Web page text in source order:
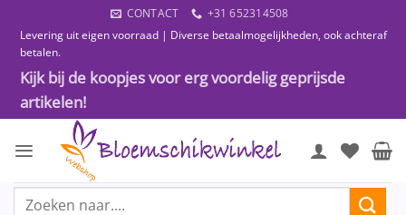
naar
inhoud
CONTACT
+31 652314508
Levering uit eigen voorraad | Diverse betaalmogelijkheden, ook achteraf
betalen.
Kijk bij de koopjes voor erg voordelig geprijsde
artikelen!
Zoeken